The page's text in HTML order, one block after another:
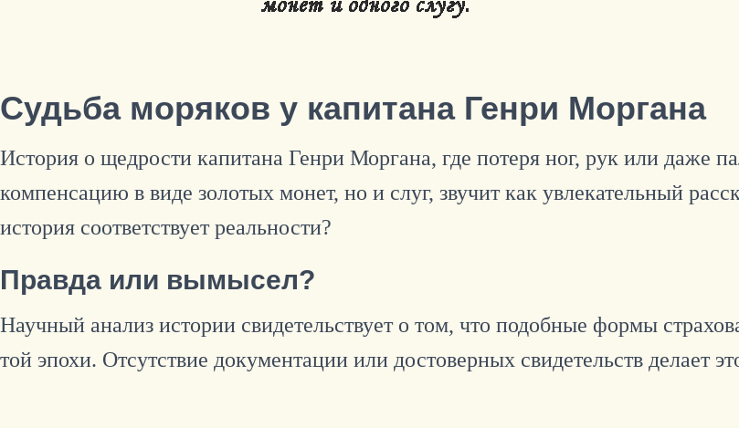
Судьба моряков у капитана Генри Моргана
История о щедрости капитана Генри Моргана, где потеря ног, рук или даже
компенсацию в виде золотых монет, но и слуг, звучит как увлекательный
история соответствует реальности?
Правда или вымысел?
Научный анализ истории свидетельствует о том, что подобные формы
той эпохи. Отсутствие документации или достоверных свидетельств делает